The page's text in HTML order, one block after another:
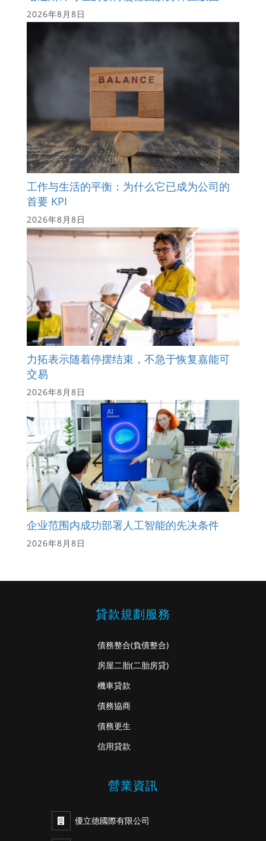
2026年8月8日
工作与生活的平衡：为什么它已成为公司的
首要 KPI
2026年8月8日
力拓表示随着停摆结束，不急于恢复嘉能可
交易
2026年8月8日
企业范围内成功部署人工智能的先决条件
2026年8月8日
貸款規劃服務
債務整合(負債整合)
房屋二胎(二胎房貸)
機車貸款
債務協商
債務更生
信用貸款
營業資訊
優立德國際有限公司